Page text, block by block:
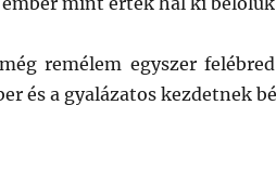
remélem egyszer
és a gyalázatos kezdetnek